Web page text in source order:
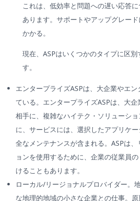
これは、低効率と問題への遅い応答
あります。サポートやアップグレー
かかる。
現在、ASPはいくつかのタイプに区別
す。
エンタープライズASPは、大企業やエ
ている。エンタープライズASPは、大
相手に、複雑なハイテク・ソリューシ
に、サービスには、選択したアプリケ
全なメンテナンスが含まれる。ASPは
ョンを使用するために、企業の従業員
けることもあります。
ローカル/リージョナルプロバイダー。
な地理的地域の小さな企業との仕事。